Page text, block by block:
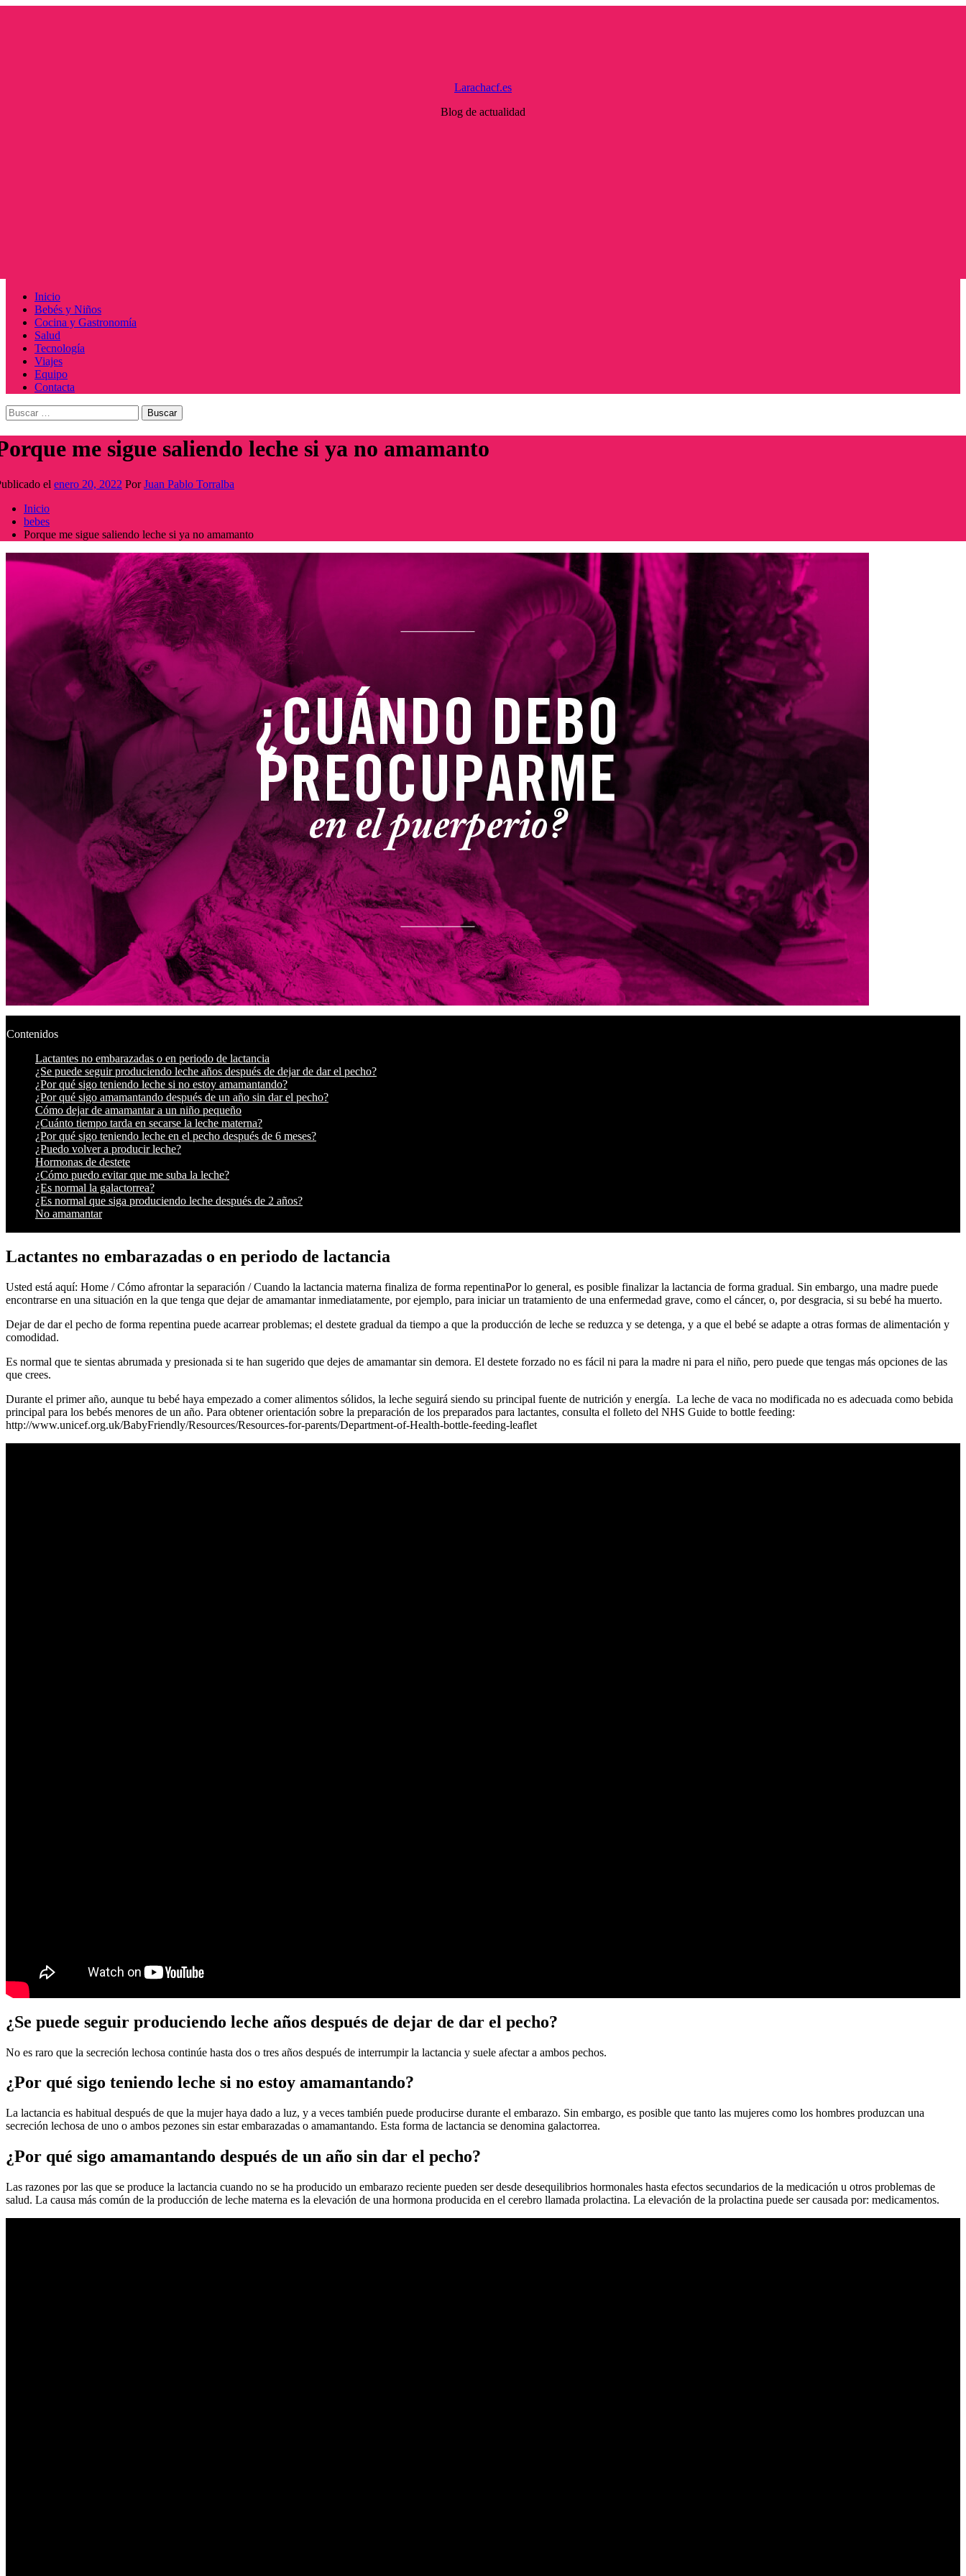
Larachacf.es
Blog de actualidad
Menú
principal
Inicio
Bebés y Niños
Cocina y Gastronomía
Salud
Tecnología
Viajes
Equipo
Contacta
Buscar:
me sigue saliendo leche si ya no amamanto
el enero 20, 2022 PorJuan Pablo Torralba
Inicio
bebes
Porque me sigue saliendo leche si ya no amamanto
Contenidos
Lactantes no embarazadas o en periodo de lactancia
¿Se puede seguir produciendo leche años después de dejar de dar el pecho?
¿Por qué sigo teniendo leche si no estoy amamantando?
¿Por qué sigo amamantando después de un año sin dar el pecho?
Cómo dejar de amamantar a un niño pequeño
¿Cuánto tiempo tarda en secarse la leche materna?
¿Por qué sigo teniendo leche en el pecho después de 6 meses?
¿Puedo volver a producir leche?
Hormonas de destete
¿Cómo puedo evitar que me suba la leche?
¿Es normal la galactorrea?
¿Es normal que siga produciendo leche después de 2 años?
No amamantar
Lactantes no embarazadas o en periodo de lactancia
Usted está aquí: Home / Cómo afrontar la separación / Cuando la lactancia materna finaliza de forma repentinaPor lo general, es posible finalizar la lactancia de forma gradual. Sin embargo, una madre puede
encontrarse en una situación en la que tenga que dejar de amamantar inmediatamente, por ejemplo, para iniciar un tratamiento de una enfermedad grave, como el cáncer, o, por desgracia, si su bebé ha muerto.
Dejar de dar el pecho de forma repentina puede acarrear problemas; el destete gradual da tiempo a que la producción de leche se reduzca y se detenga, y a que el bebé se adapte a otras formas de alimentación y
comodidad.
Es normal que te sientas abrumada y presionada si te han sugerido que dejes de amamantar sin demora. El destete forzado no es fácil ni para la madre ni para el niño, pero puede que tengas más opciones de las
que crees.
Durante el primer año, aunque tu bebé haya empezado a comer alimentos sólidos, la leche seguirá siendo su principal fuente de nutrición y energía. La leche de vaca no modificada no es adecuada como bebida
principal para los bebés menores de un año. Para obtener orientación sobre la preparación de los preparados para lactantes, consulta el folleto del NHS Guide to bottle feeding:
http://www.unicef.org.uk/BabyFriendly/Resources/Resources-for-parents/Department-of-Health-bottle-feeding-leaflet
¿Se puede seguir produciendo leche años después de dejar de dar el pecho?
No es raro que la secreción lechosa continúe hasta dos o tres años después de interrumpir la lactancia y suele afectar a ambos pechos.
¿Por qué sigo teniendo leche si no estoy amamantando?
La lactancia es habitual después de que la mujer haya dado a luz, y a veces también puede producirse durante el embarazo. Sin embargo, es posible que tanto las mujeres como los hombres produzcan una
secreción lechosa de uno o ambos pezones sin estar embarazadas o amamantando. Esta forma de lactancia se denomina galactorrea.
¿Por qué sigo amamantando después de un año sin dar el pecho?
Las razones por las que se produce la lactancia cuando no se ha producido un embarazo reciente pueden ser desde desequilibrios hormonales hasta efectos secundarios de la medicación u otros problemas de
salud. La causa más común de la producción de leche materna es la elevación de una hormona producida en el cerebro llamada prolactina. La elevación de la prolactina puede ser causada por: medicamentos.